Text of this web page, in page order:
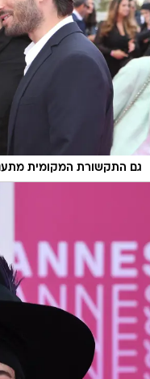
גם התקשורת המקומית